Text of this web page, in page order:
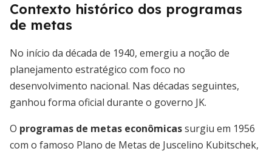
Contexto histórico dos programas
de metas
No início da década de 1940, emergiu a noção de
planejamento estratégico com foco no
desenvolvimento nacional. Nas décadas seguintes,
ganhou forma oficial durante o governo JK.
O programas de metas econômicassurgiu em 1956
com o famoso Plano de Metas de Juscelino Kubitschek,